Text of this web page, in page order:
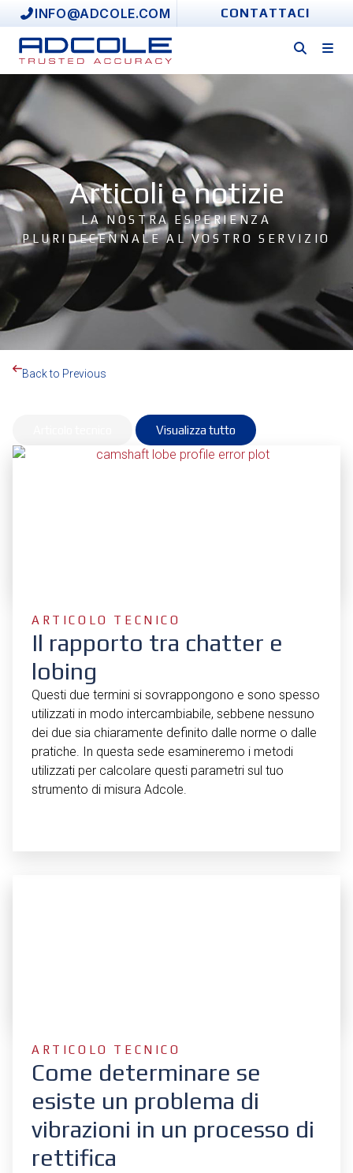
to
content
INFO@ADCOLE.COM CONTATTACI
Articoli e notizie
LA NOSTRA ESPERIENZA
PLURIDECENNALE AL VOSTRO SERVIZIO
Back to Previous
Visualizza tutto
ARTICOLO TECNICO
Il rapporto tra chatter e
lobing
Questi due termini si sovrappongono e sono spesso
utilizzati in modo intercambiabile, sebbene nessuno
dei due sia chiaramente definito dalle norme o dalle
pratiche. In questa sede esamineremo i metodi
utilizzati per calcolare questi parametri sul tuo
strumento di misura Adcole.
ARTICOLO TECNICO
Come determinare se
esiste un problema di
vibrazioni in un processo di
rettifica
P